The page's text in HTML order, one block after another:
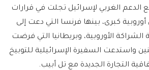
الدعم الغربي لإسرائيل تجلت في قرارات
كبرى، بينها فرنسا التي دعت إلى
الشراكة الأوروبية، وبريطانيا التي فرضت
واستدعت السفيرة الإسرائيلية للتوبيخ
التجارة الجديدة مع تل أبيب.